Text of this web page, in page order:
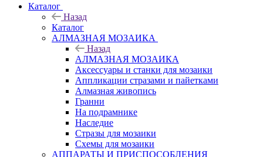
Каталог
Назад
Каталог
АЛМАЗНАЯ МОЗАИКА
Назад
АЛМАЗНАЯ МОЗАИКА
Аксессуары и станки для мозаики
Аппликации стразами и пайетками
Алмазная живопись
Гранни
На подрамнике
Наследие
Стразы для мозаики
Схемы для мозаики
АППАРАТЫ И ПРИСПОСОБЛЕНИЯ